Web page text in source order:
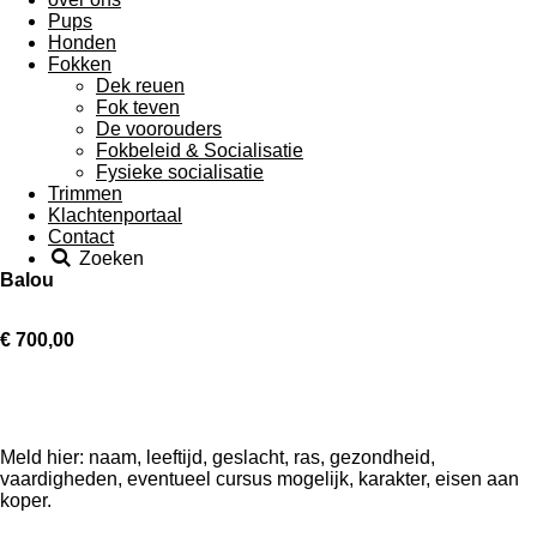
Pups
Honden
Fokken
Dek reuen
Fok teven
De voorouders
Fokbeleid & Socialisatie
Fysieke socialisatie
Trimmen
Klachtenportaal
Contact
Zoeken
Balou
€ 700,00
Meld hier: naam, leeftijd, geslacht, ras, gezondheid,
vaardigheden, eventueel cursus mogelijk, karakter, eisen aan
koper.